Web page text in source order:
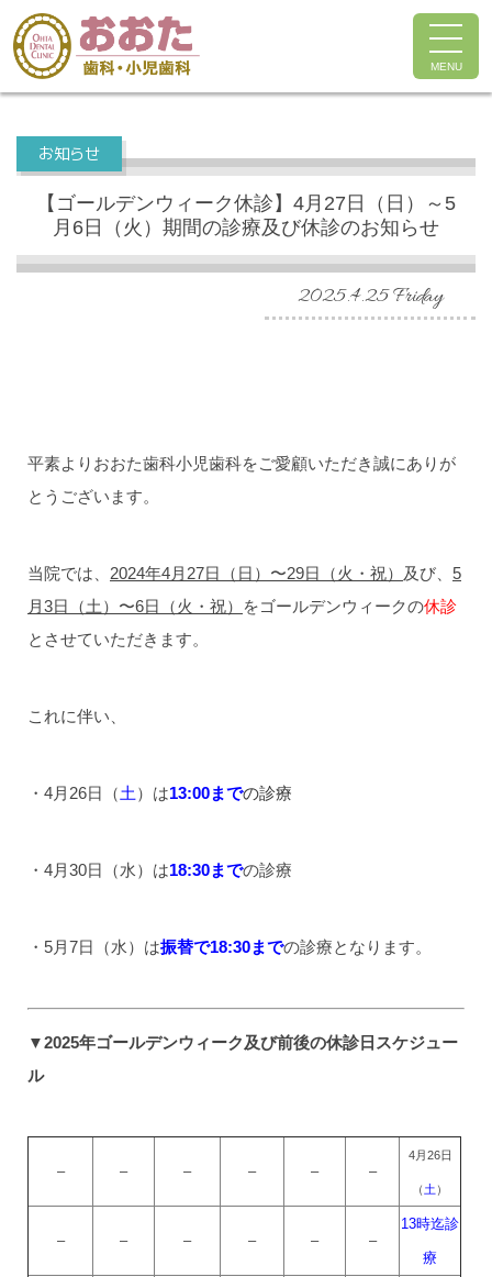
MENU
【ゴールデンウィーク休診】4月27日（日）～5
月6日（火）期間の診療及び休診のお知らせ
お知らせ
2025.4.25 Friday
平素よりおおた歯科小児歯科をご愛顧いただき誠にありが
とうございます。
当院では、 2024年4月27日（日）〜29日（火・祝） 及び、 5
月3日（土）〜6日（火・祝）
をゴールデンウィークの休診
とさせていただきます。
これに伴い、
・4月26日（土 ）は13:00までの診療
・4月30日（水）は18:30までの診療
・5月7日（水）は振替で18:30までの診療となります。
▼2025年ゴールデンウィーク及び前後の休診日スケジュー
ル
– – – – – –
4月26日
（ 土 ）
– – – – – –
13時迄診
療